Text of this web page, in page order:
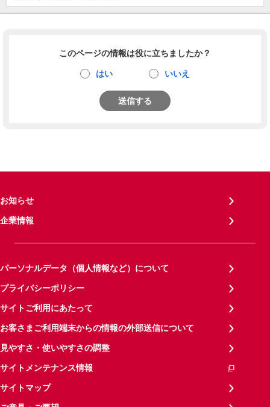
このページの情報は役に立ちましたか？
はい いいえ
送信する
お知らせ
企業情報
パーソナルデータ（個人情報など）について
プライバシーポリシー
サイトご利用にあたって
お客さまご利用端末からの情報の外部送信について
見やすさ・使いやすさの調整
サイトメンテナンス情報
サイトマップ